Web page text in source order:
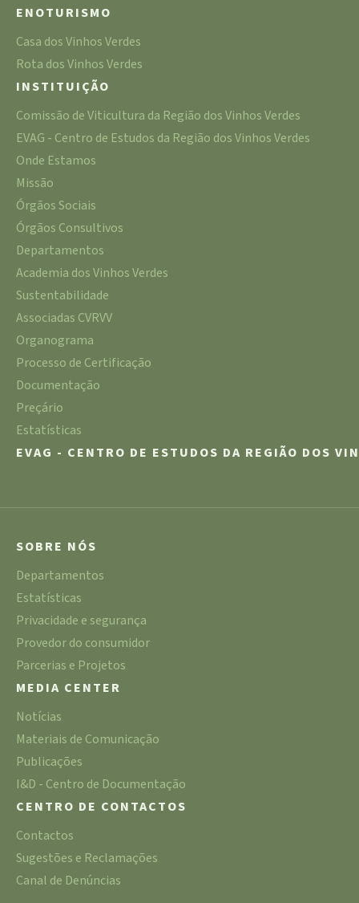
ENOTURISMO
Casa dos Vinhos Verdes
Rota dos Vinhos Verdes
INSTITUIÇÃO
Comissão de Viticultura da Região dos Vinhos Verdes
EVAG - Centro de Estudos da Região dos Vinhos Verdes
Onde Estamos
Missão
Órgãos Sociais
Órgãos Consultivos
Departamentos
Academia dos Vinhos Verdes
Sustentabilidade
Associadas CVRVV
Organograma
Processo de Certificação
Documentação
Preçário
Estatísticas
EVAG - CENTRO DE ESTUDOS DA REGIÃO DOS
SOBRE NÓS
Departamentos
Estatísticas
Privacidade e segurança
Provedor do consumidor
Parcerias e Projetos
MEDIA CENTER
Notícias
Materiais de Comunicação
Publicações
I&D - Centro de Documentação
CENTRO DE CONTACTOS
Contactos
Sugestões e Reclamações
Canal de Denúncias